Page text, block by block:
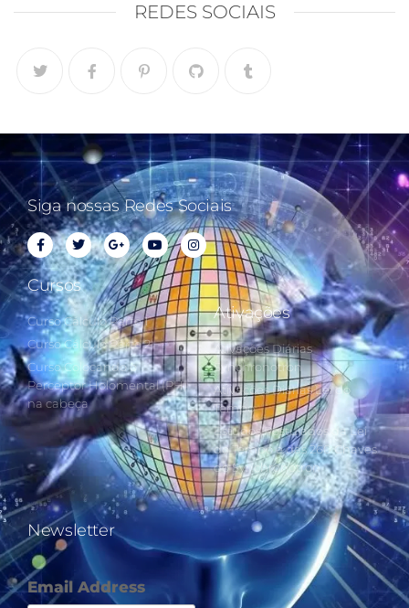
REDES SOCIAIS
Siga nossas Redes Sociais
Cursos
Curso Cálculo Parte 1
Curso Cálculo Parte 2
Curso Colocando o
Perceptor Holomental (PH)
na cabeça
Ativações
Ativações Diárias
Synchronotron
Ativações Diárias Lei do
Tempo
Estudos Postulados da Lei
do Tempo e das 260 Chaves
do Synchronotron
Newsletter
Email Address